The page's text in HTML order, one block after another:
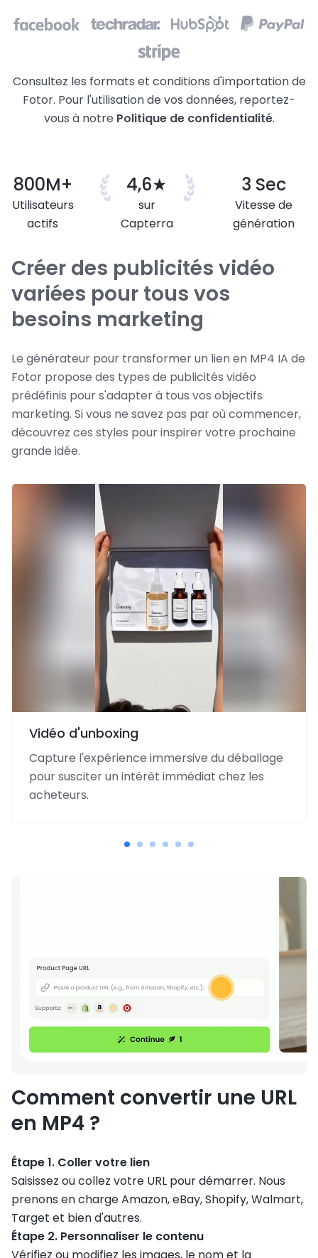
Consultez les formats et conditions d'importation de
Fotor. Pour l'utilisation de vos données, reportez-
vous à notre Politique de confidentialité.
800M+
Utilisateurs
actifs
4,6★
sur
Capterra
3 Sec
Vitesse de
génération
Créer des publicités vidéo
variées pour tous vos
besoins marketing
Le générateur pour transformer un lien en MP4 IA de
Fotor propose des types de publicités vidéo
prédéfinis pour s'adapter à tous vos objectifs
marketing. Si vous ne savez pas par où commencer,
découvrez ces styles pour inspirer votre prochaine
grande idée.
Vidéo d'unboxing
Capture l'expérience immersive du déballage
pour susciter un intérêt immédiat chez les
acheteurs.
Comment convertir une URL
en MP4 ?
Étape 1. Coller votre lien
Saisissez ou collez votre URL pour démarrer. Nous
prenons en charge Amazon, eBay, Shopify, Walmart,
Target et bien d'autres.
Étape 2. Personnaliser le contenu